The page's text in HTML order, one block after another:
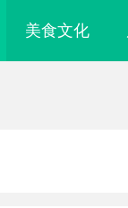
美食文化